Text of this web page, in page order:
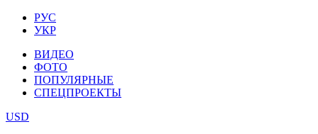
РУС
УКР
ВИДЕО
ФОТО
ПОПУЛЯРНЫЕ
СПЕЦПРОЕКТЫ
USD